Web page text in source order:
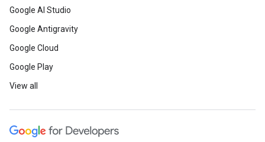
Google AI Studio
Google Antigravity
Google Cloud
Google Play
View all